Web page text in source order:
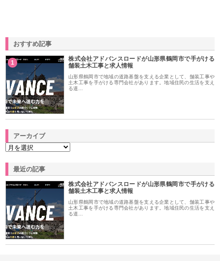
おすすめ記事
1
株式会社アドバンスロードが山形県鶴岡市で手がける
舗装土木工事と求人情報
山形県鶴岡市で地域の道路基盤を支える企業として、舗装工事や
土木工事を手がける専門会社があります。地域住民の生活を支え
る道…
アーカイブ
最近の記事
株式会社アドバンスロードが山形県鶴岡市で手がける
舗装土木工事と求人情報
山形県鶴岡市で地域の道路基盤を支える企業として、舗装工事や
土木工事を手がける専門会社があります。地域住民の生活を支え
る道…